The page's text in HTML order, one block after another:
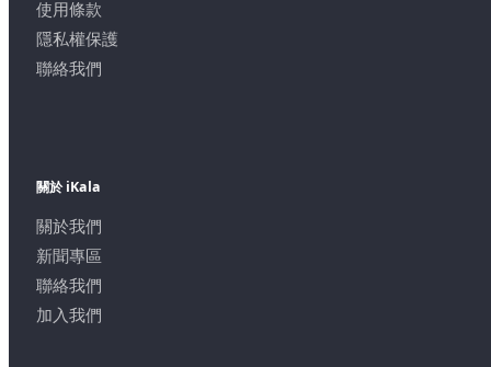
使用條款
隱私權保護
聯絡我們
關於 iKala
關於我們
新聞專區
聯絡我們
加入我們